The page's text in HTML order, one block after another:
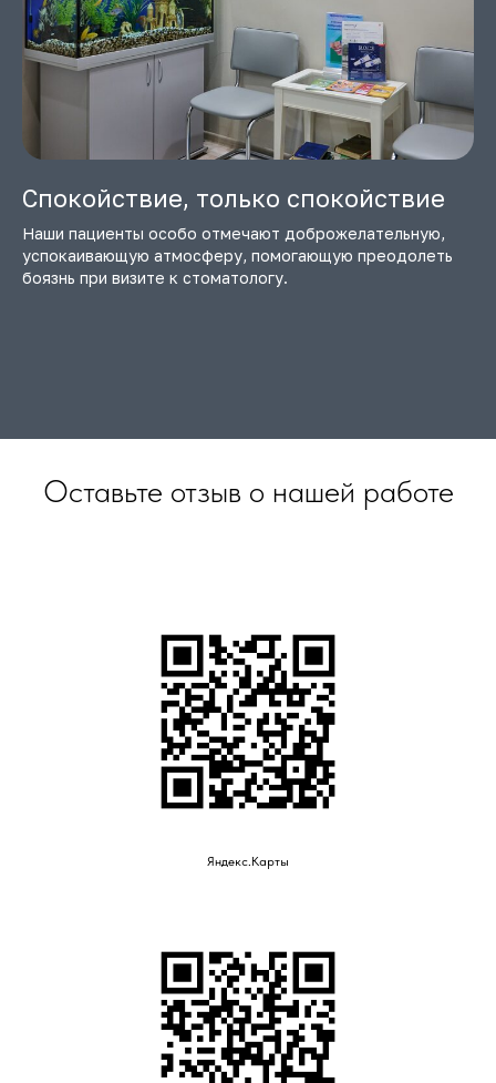
Спокойствие, только спокойствие
Наши пациенты особо отмечают доброжелательную,
успокаивающую атмосферу, помогающую преодолеть
боязнь при визите к стоматологу.
Оставьте отзыв о нашей работе
Яндекс.Карты